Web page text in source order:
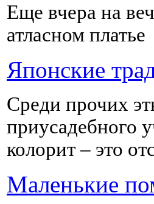
Еще вчера на
атласном платье
Японские
Среди прочих
приусадебного
колорит – это
Маленькие